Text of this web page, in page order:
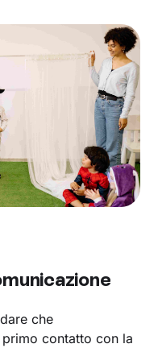
che
contatto con la